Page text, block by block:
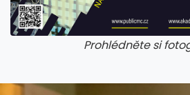
Prohlédněte si